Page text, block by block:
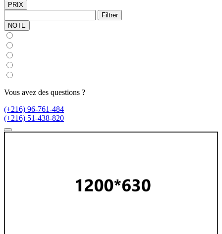
PRIX
Filtrer
NOTE
Vous avez des questions ?
(+216) 96-761-484
(+216) 51-438-820